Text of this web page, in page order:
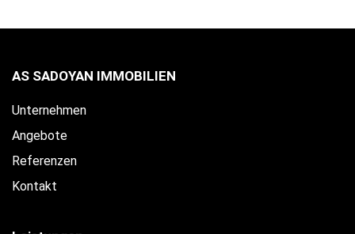
AS SADOYAN IMMOBILIEN
Unternehmen
Angebote
Referenzen
Kontakt